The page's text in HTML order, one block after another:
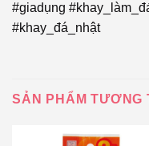
#giadụng
#khay_đá_nhật
SẢN PHẨM TƯƠNG